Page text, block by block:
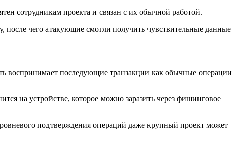
сотрудникам проекта и связан с их обычной работой.
чего атакующие смогли получить чувствительные данные
воспринимает последующие транзакции как обычные операции
на устройстве, которое можно заразить через фишинговое
подтверждения операций даже крупный проект может